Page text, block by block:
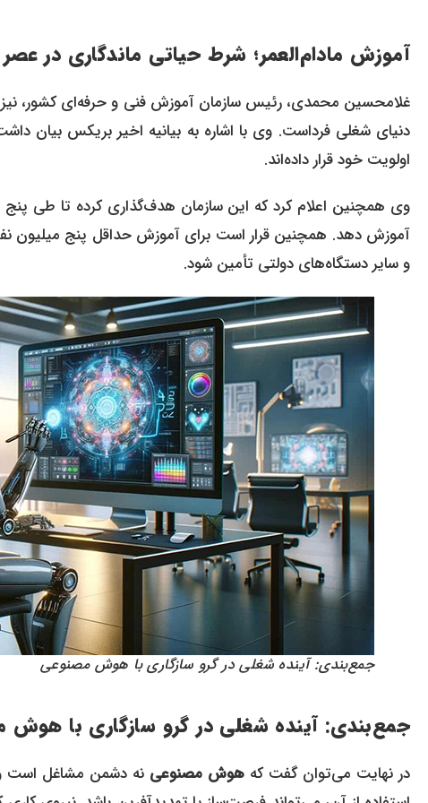
آموزش مادام‌العمر؛ شرط حیاتی ماندگاری در عصر
غلامحسین محمدی، رئیس سازمان آموزش فنی و حرفه‌ای کشور، نیز
اولویت خود قرار داده‌اند.
آموزش دهد. همچنین قرار است برای آموزش حداقل پنج میلیون
و سایر دستگاه‌های دولتی تأمین شود.
جمع‌بندی: آینده شغلی در گرو سازگاری با هوش مصنوعی
جمع‌بندی: آینده شغلی در گرو سازگاری با هوش
در نهایت می‌توان گفت که هوش مصنوعی نه دشمن مشاغل است و